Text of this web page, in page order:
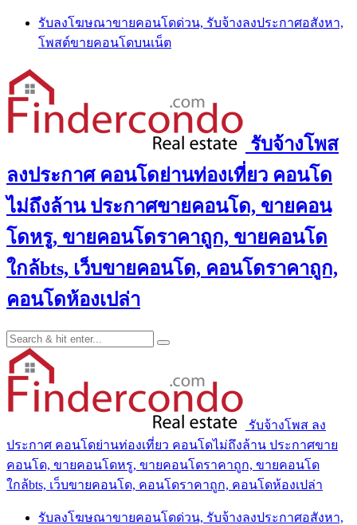
Skip
content
รับลงโฆษณาขายคอนโดด่วน, รับจ้างลงประกาศอสังหา,
โพสต์ขายคอนโดบนเน็ต
รับจ้างโพส
ลงประกาศ คอนโดย่านท่องเที่ยว คอนโด
ไม่ถึงล้าน ประกาศขายคอนโด, ขายคอน
โดหรู, ขายคอนโดราคาถูก, ขายคอนโด
ใกล้bts, เว็บขายคอนโด, คอนโดราคาถูก,
คอนโดห้องเปล่า
รับจ้างโพส ลง
ประกาศ คอนโดย่านท่องเที่ยว คอนโดไม่ถึงล้าน ประกาศขาย
คอนโด, ขายคอนโดหรู, ขายคอนโดราคาถูก, ขายคอนโด
ใกล้bts, เว็บขายคอนโด, คอนโดราคาถูก, คอนโดห้องเปล่า
รับลงโฆษณาขายคอนโดด่วน, รับจ้างลงประกาศอสังหา,